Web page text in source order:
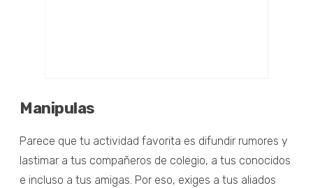
Manipulas
Parece que tu actividad favorita es difundir rumores y
lastimar a tus compañeros de colegio, a tus conocidos
e incluso a tus amigas. Por eso, exiges a tus aliados